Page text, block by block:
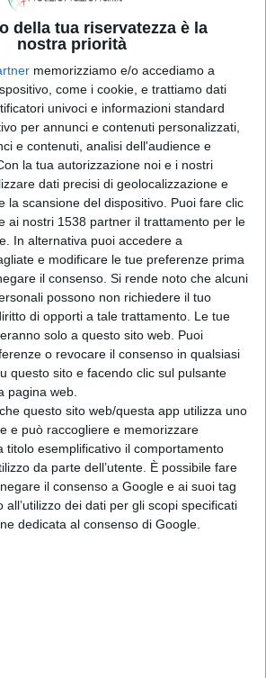
della tua riservatezza è la
nostra priorità
memorizziamo e/o accediamo a
come i cookie, e trattiamo dati
univoci e informazioni standard
per annunci e contenuti personalizzati,
e contenuti, analisi dell'audience e
la tua autorizzazione noi e i nostri
dati precisi di geolocalizzazione e
la scansione del dispositivo. Puoi fare clic
ai nostri 1538 partner il trattamento per le
In alternativa puoi accedere a
e modificare le tue preferenze prima
il consenso. Si rende noto che alcuni
possono non richiedere il tuo
di opporti a tale trattamento. Le tue
solo a questo sito web. Puoi
o revocare il consenso in qualsiasi
questo sito e facendo clic sul pulsante
pagina web.
questo sito web/questa app utilizza uno
e può raccogliere e memorizzare
titolo esemplificativo il comportamento
da parte dell’utente. È possibile fare
il consenso a Google e ai suoi tag
dei dati per gli scopi specificati
dedicata al consenso di Google.
fare bene e quel gap di
ai nostri lo colmeranno con la
scendere in campo per
giocatori di un livello incredibile,
a loro e porteremo a casa la
Non dobbiamo aspettarci che
dello stadio e che così potremmo
Sarà una gara dura", ha detto
è una motivazione extra? "Noi
e passare il turno, magari diamo
connazionali perché se l'Italia
del ranking potrebbe bastare il
in Champions League. Poi
o quinti, ma ci guardiamo il
la storiella del 'se vi comportate
un bel regalo'. Guardiamo
qualcosa in più, noi andiamo